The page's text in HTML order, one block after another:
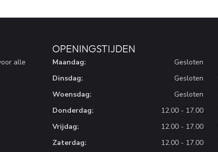
alle
OPENINGSTIJDEN
Maandag:
Gesloten
Dinsdag:
Gesloten
Woensdag:
Gesloten
Donderdag:
12.00 - 17.00
Vrijdag:
12.00 - 17.00
Zaterdag:
12.00 - 17.00